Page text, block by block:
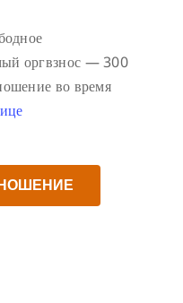
оргвзнос — 300
во время